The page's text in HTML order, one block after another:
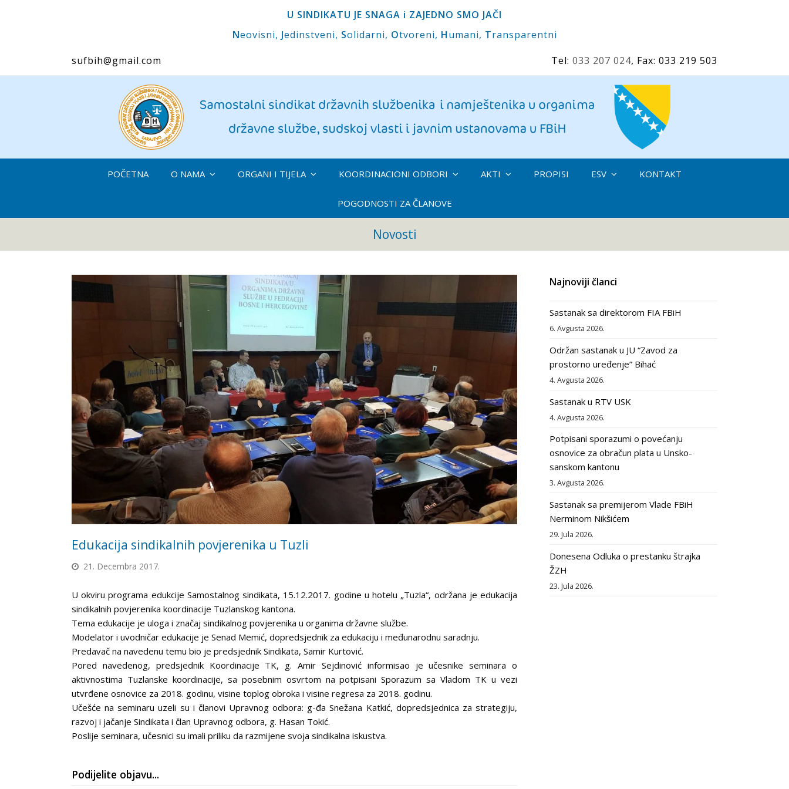
U SINDIKATU JE SNAGA i ZAJEDNO SMO JAČI
Neovisni, Jedinstveni, Solidarni, Otvoreni, Humani, Transparentni
sufbih@gmail.com
Tel: 033 207 024, Fax: 033 219 503
POČETNA O NAMA ORGANI I TIJELA KOORDINACIONI ODBORI AKTI PROPISI ESV KONTAKT
POGODNOSTI ZA ČLANOVE
Novosti
Edukacija sindikalnih povjerenika u Tuzli
21. Decembra 2017.
U okviru programa edukcije Samostalnog sindikata, 15.12.2017. godine u hotelu „Tuzla“, održana je edukacija
sindikalnih povjerenika koordinacije Tuzlanskog kantona.
Tema edukacije je uloga i značaj sindikalnog povjerenika u organima državne službe.
Modelator i uvodničar edukacije je Senad Memić, dopredsjednik za edukaciju i međunarodnu saradnju.
Predavač na navedenu temu bio je predsjednik Sindikata, Samir Kurtović.
Pored navedenog, predsjednik Koordinacije TK, g. Amir Sejdinović informisao je učesnike seminara o
aktivnostima Tuzlanske koordinacije, sa posebnim osvrtom na potpisani Sporazum sa Vladom TK u vezi
utvrđene osnovice za 2018. godinu, visine toplog obroka i visine regresa za 2018. godinu.
Učešće na seminaru uzeli su i članovi Upravnog odbora: g-đa Snežana Katkić, dopredsjednica za strategiju,
razvoj i jačanje Sindikata i član Upravnog odbora, g. Hasan Tokić.
Poslije seminara, učesnici su imali priliku da razmijene svoja sindikalna iskustva.
Podijelite objavu...
Najnoviji članci
Sastanak sa direktorom FIA FBiH
6. Avgusta 2026.
Održan sastanak u JU “Zavod za
prostorno uređenje” Bihać
4. Avgusta 2026.
Sastanak u RTV USK
4. Avgusta 2026.
Potpisani sporazumi o povećanju
osnovice za obračun plata u Unsko-
sanskom kantonu
3. Avgusta 2026.
Sastanak sa premijerom Vlade FBiH
Nerminom Nikšićem
29. Jula 2026.
Donesena Odluka o prestanku štrajka
ŽZH
23. Jula 2026.